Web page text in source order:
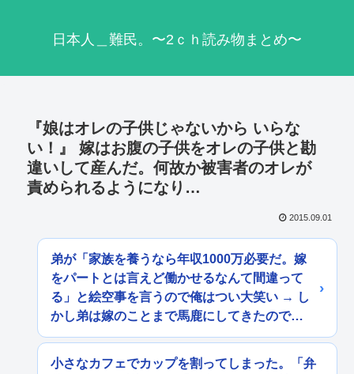
日本人＿難民。〜2ｃｈ読み物まとめ〜
『娘はオレの子供じゃないから いらな
い！』 嫁はお腹の子供をオレの子供と勘
違いして産んだ。何故か被害者のオレが
責められるようになり…
2015.09.01
弟が「家族を養うなら年収1000万必要だ。嫁
をパートとは言えど働かせるなんて間違って
る」と絵空事を言うので俺はつい大笑い → し
かし弟は嫁のことまで馬鹿にしてきたので…
小さなカフェでカップを割ってしまった。「弁